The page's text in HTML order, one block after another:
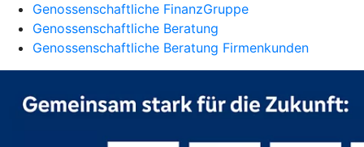
Genossenschaftliche FinanzGruppe
Genossenschaftliche Beratung
Genossenschaftliche Beratung Firmenkunden